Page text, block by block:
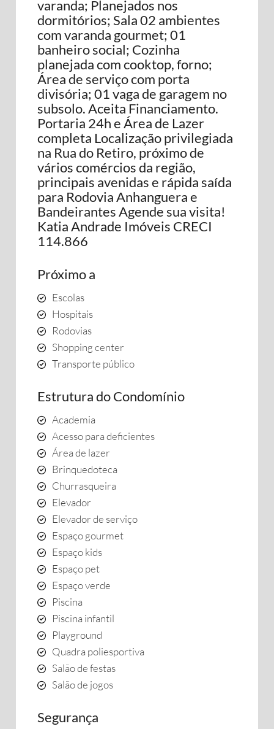
varanda; Planejados nos
dormitórios; Sala 02 ambientes
com varanda gourmet; 01
banheiro social; Cozinha
planejada com cooktop, forno;
Área de serviço com porta
divisória; 01 vaga de garagem no
subsolo. Aceita Financiamento.
Portaria 24h e Área de Lazer
completa Localização privilegiada
na Rua do Retiro, próximo de
vários comércios da região,
principais avenidas e rápida saída
para Rodovia Anhanguera e
Bandeirantes Agende sua visita!
Katia Andrade Imóveis CRECI
114.866
Próximo a
Escolas
Hospitais
Rodovias
Shopping center
Transporte público
Estrutura do Condomínio
Academia
Acesso para deficientes
Área de lazer
Brinquedoteca
Churrasqueira
Elevador
Elevador de serviço
Espaço gourmet
Espaço kids
Espaço pet
Espaço verde
Piscina
Piscina infantil
Playground
Quadra poliesportiva
Salão de festas
Salão de jogos
Segurança